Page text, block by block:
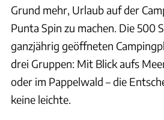
Grund mehr, Urlaub auf der
Punta Spin zu machen. Die 500
ganzjährig geöffneten
drei Gruppen: Mit Blick aufs
oder im Pappelwald – die
keine leichte.